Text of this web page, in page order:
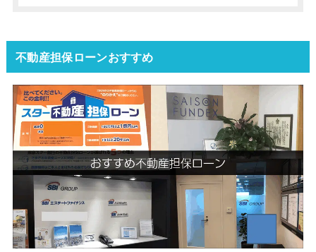
不動産担保ローンおすすめ